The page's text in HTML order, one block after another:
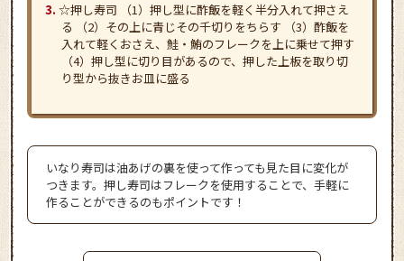
☆押し寿司 （1）押し型に酢飯を軽く半分入れて押さえ
る （2）その上に青じその千切りをちらす （3）酢飯を
入れて軽くおさえ、鮭・鮪のフレークを上に乗せて押す
（4）押し型に切り目があるので、押した上板を取り切
り型から抜きお皿に盛る
いなり寿司は油あげの裏を使って作っても見た目に変化が
つきます。押し寿司はフレークを使用することで、手軽に
作ることができるのもポイントです！